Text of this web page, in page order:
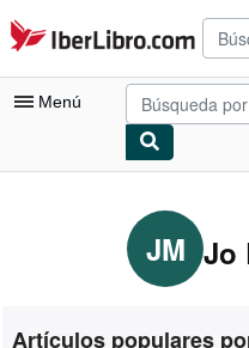
Pasar al contenido principal
IberLibro.com
Menú
Consultar mis pedidos
Búsqueda avanzada
JM Jo
Artículos populares